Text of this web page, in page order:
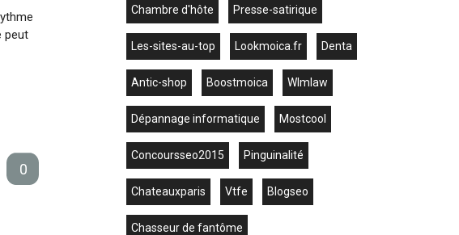
peut
0
chambre d'hôte presse-satirique
les-sites-au-top lookmoica.fr denta
antic-shop boostmoica wlmlaw
dépannage informatique mostcool
concoursseo2015 Pinguinalité
chateauxparis vtfe blogseo
chasseur de fantôme